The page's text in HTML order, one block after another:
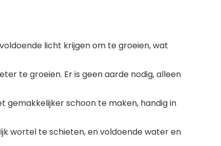
licht krijgen om te groeien, wat
te groeien. Er is geen aarde nodig, alleen
gemakkelijker schoon te maken, handig in
wortel te schieten, en voldoende water en